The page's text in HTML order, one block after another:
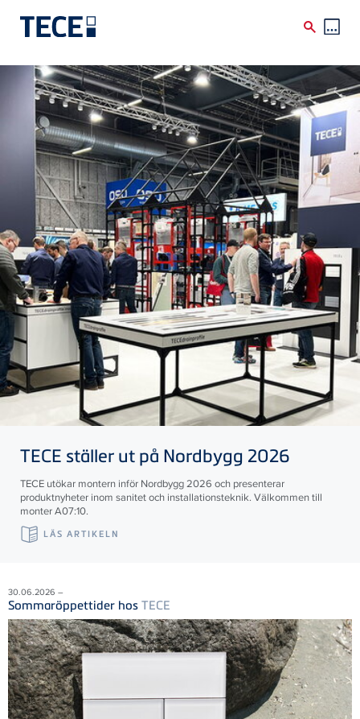
Skip to main content
TECE ställer ut på Nordbygg 2026
TECE utökar montern inför Nordbygg 2026 och presenterar
produktnyheter inom sanitet och installationsteknik. Välkommen till
monter A07:10.
LÄS ARTIKELN
30.06.2026 –
Sommaröppettider hos TECE